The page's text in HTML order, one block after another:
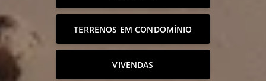
TERRENOS EM CONDOMÍNIO
VIVENDAS